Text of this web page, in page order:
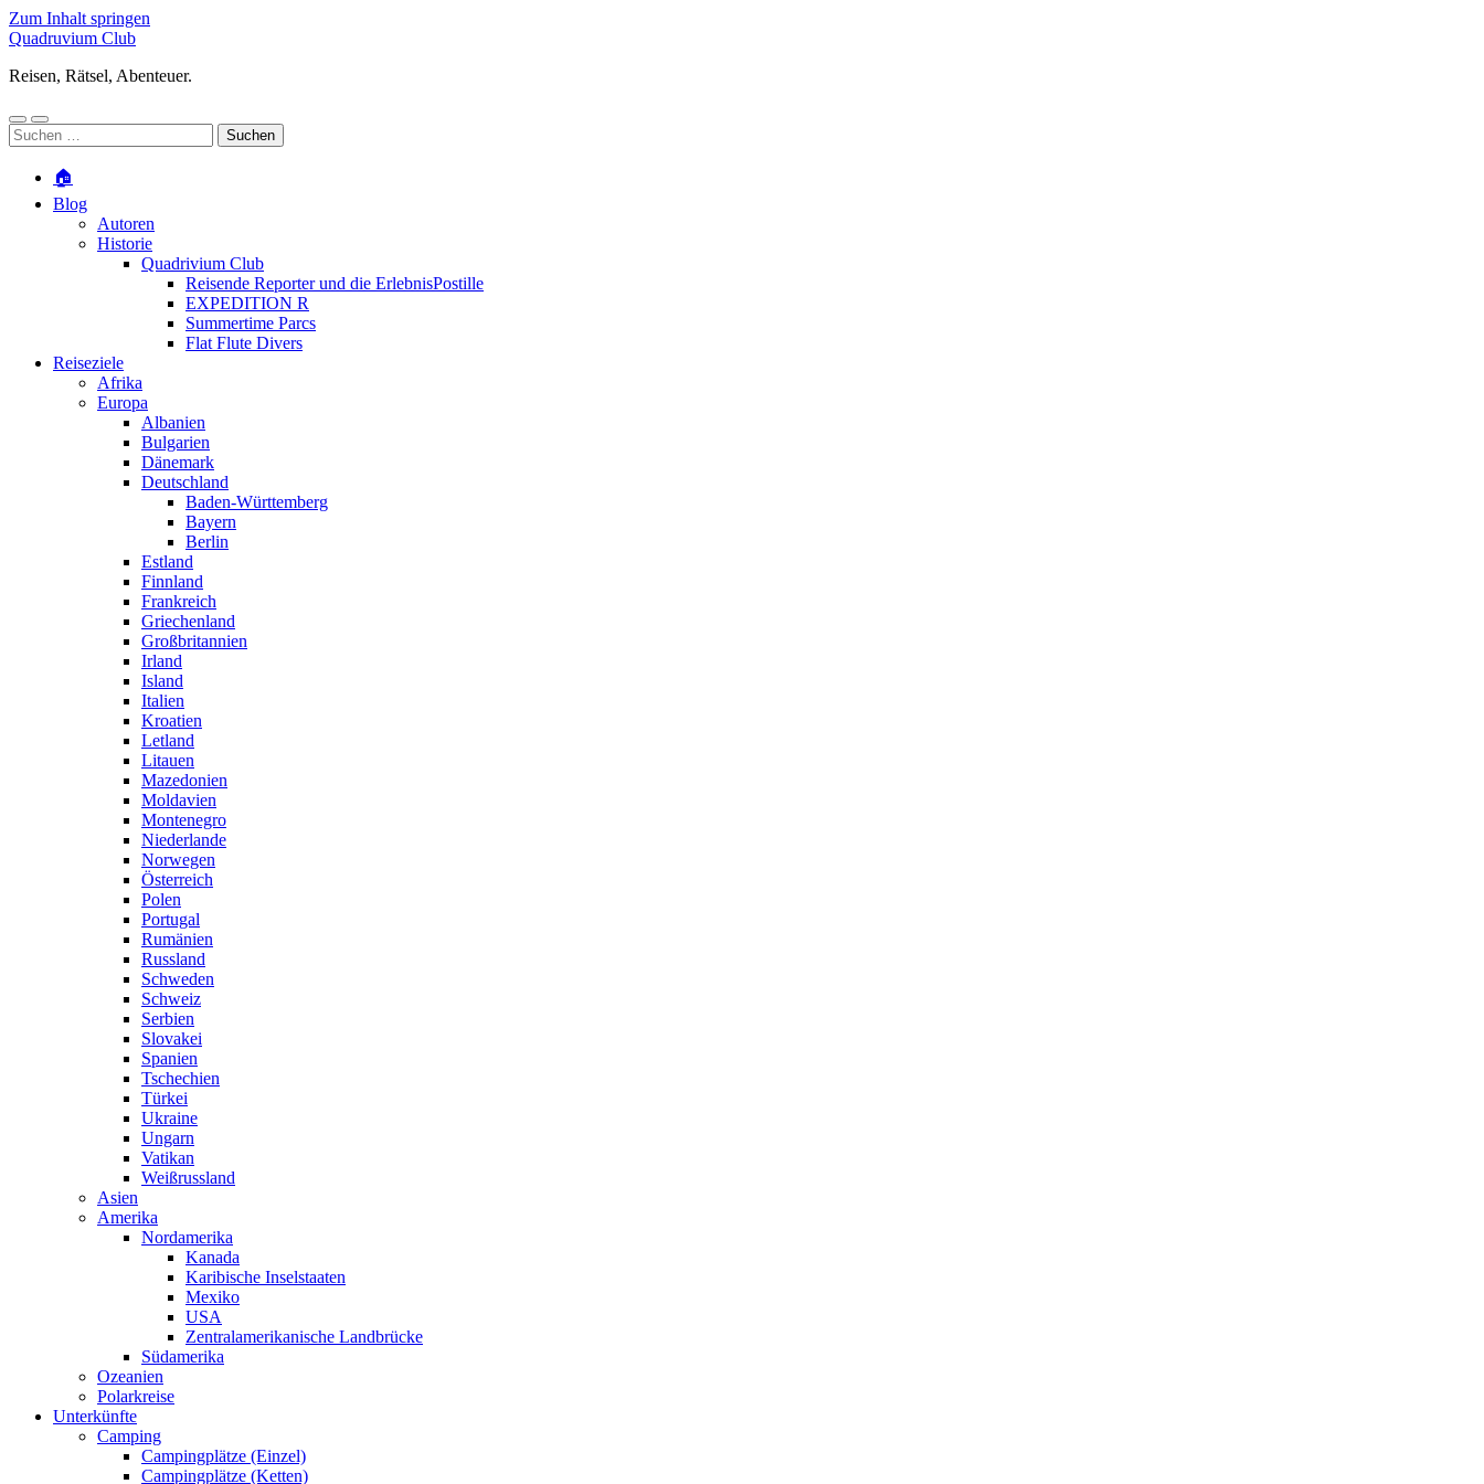
Zum Inhalt springen
Quadruvium Club
Reisen, Rätsel, Abenteuer.
Mobile-
Menü
Suchfeld
ein-/ausblenden
Suchen
nach:
🏠
Blog
Autoren
Historie
Quadrivium Club
Reisende Reporter und die ErlebnisPostille
EXPEDITION R
Summertime Parcs
Flat Flute Divers
Reiseziele
Afrika
Europa
Albanien
Bulgarien
Dänemark
Deutschland
Baden-Württemberg
Bayern
Berlin
Estland
Finnland
Frankreich
Griechenland
Großbritannien
Irland
Island
Italien
Kroatien
Letland
Litauen
Mazedonien
Moldavien
Montenegro
Niederlande
Norwegen
Österreich
Polen
Portugal
Rumänien
Russland
Schweden
Schweiz
Serbien
Slovakei
Spanien
Tschechien
Türkei
Ukraine
Ungarn
Vatikan
Weißrussland
Asien
Amerika
Nordamerika
Kanada
Karibische Inselstaaten
Mexiko
USA
Zentralamerikanische Landbrücke
Südamerika
Ozeanien
Polarkreise
Unterkünfte
Camping
Campingplätze (Einzel)
Campingplätze (Ketten)